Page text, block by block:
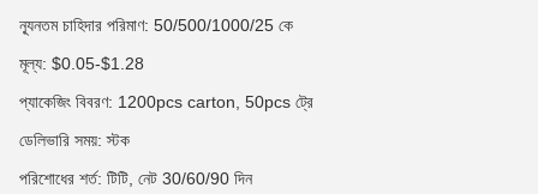
ন্যূনতম চাহিদার পরিমাণ: 50/500/1000/25 কে
মূল্য: $0.05-$1.28
প্যাকেজিং বিবরণ: 1200pcs carton, 50pcs ট্রে
ডেলিভারি সময়: স্টক
পরিশোধের শর্ত: টিটি, নেট 30/60/90 দিন